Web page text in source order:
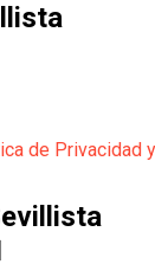
de Privacidad